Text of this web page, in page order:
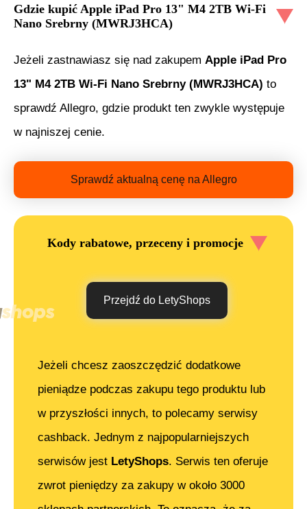
Gdzie kupić Apple iPad Pro 13" M4 2TB Wi-Fi
Nano Srebrny (MWRJ3HCA)
Jeżeli zastnawiasz się nad zakupem Apple iPad Pro
13" M4 2TB Wi-Fi Nano Srebrny (MWRJ3HCA) to
sprawdź Allegro, gdzie produkt ten zwykle występuje
w najniszej cenie.
Sprawdź aktualną cenę na Allegro
Kody rabatowe, przeceny i promocje
Przejdź do LetyShops
Jeżeli chcesz zaoszczędzić dodatkowe
pieniądze podczas zakupu tego produktu lub
w przyszłości innych, to polecamy serwisy
cashback. Jednym z najpopularniejszych
serwisów jest LetyShops. Serwis ten oferuje
zwrot pieniędzy za zakupy w około 3000